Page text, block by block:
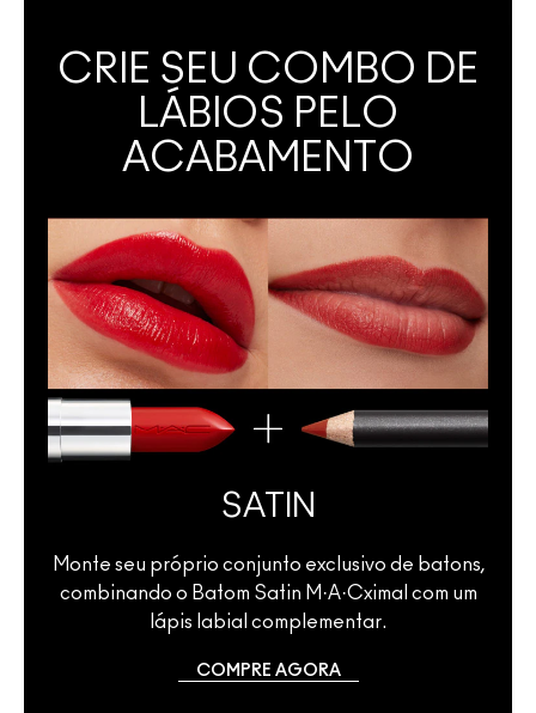
CRIE SEU COMBO DE
LÁBIOS PELO
ACABAMENTO
SATIN
Monte seu próprio conjunto exclusivo de batons,
combinando o Batom Satin M·A·Cximal com um
lápis labial complementar.
COMPRE AGORA